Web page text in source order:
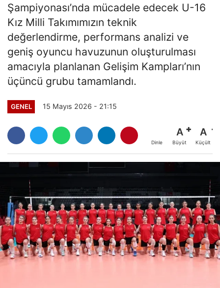
Şampiyonası’nda mücadele edecek U-16
Kız Milli Takımımızın teknik
değerlendirme, performans analizi ve
geniş oyuncu havuzunun oluşturulması
amacıyla planlanan Gelişim Kampları’nın
üçüncü grubu tamamlandı.
GENEL 15 Mayıs 2026 - 21:15
Dinle
A
Büyüt
A
Küçült